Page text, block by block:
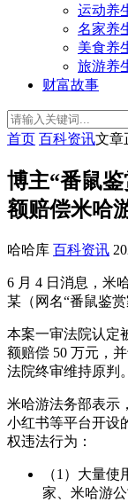
运动养
名家养
美食养
旅游养
财富故事
首页 百科资讯文章
博主“番鼠
额赔偿米哈
哈哈库 百科资讯
6 月 4 日消息，米
某（网名“番鼠鉴
本案一审法院认定
额赔偿 50 万元，
法院终审维持原判。
米哈游法务部表示
小红书等平台开设
权违法行为：
（1）大量
家、米哈游